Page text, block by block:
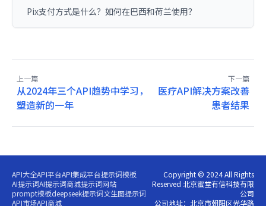
Pix支付方式是什么？如何在巴西和荷兰使用？
上一篇
从2024年三个API趋势中学习，
塑造新的一年
下一篇
医疗API解决方案改善
患者结果
API大全API平台API集成平台提示词模板
AI提示词AI提示词商城提示词网站
prompt模板deepseek提示词文生图提示词
API市场API商城
Copyright © 2024 All Rights
Reserved 北京蜜堂有信科技有限
公司
公司地址：北京市朝阳区光华路